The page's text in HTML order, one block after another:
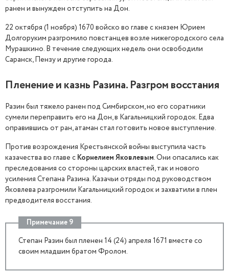
ранен и вынужден отступить на Дон.
22 октября (1 ноября) 1670 войско во главе с князем Юрием
Долгоруким разгромило повстанцев возле нижегородского села
Мурашкино. В течение следующих недель они освободили
Саранск, Пензу и другие города.
Пленение и казнь Разина. Разгром восстания
Разин был тяжело ранен под Симбирском, но его соратники
сумели переправить его на Дон, в Кагальницкий городок. Едва
оправившись от ран, атаман стал готовить новое выступление.
Против возрождения Крестьянской войны выступила часть
казачества во главе с Корнелием Яковлевым. Они опасались как
преследования со стороны царских властей, так и нового
усиления Степана Разина. Казачьи отряды под руководством
Яковлева разгромили Кагальницкий городок и захватили в плен
предводителя восстания.
Примечание 9
Степан Разин был пленен 14 (24) апреля 1671 вместе со
своим младшим братом Фролом.